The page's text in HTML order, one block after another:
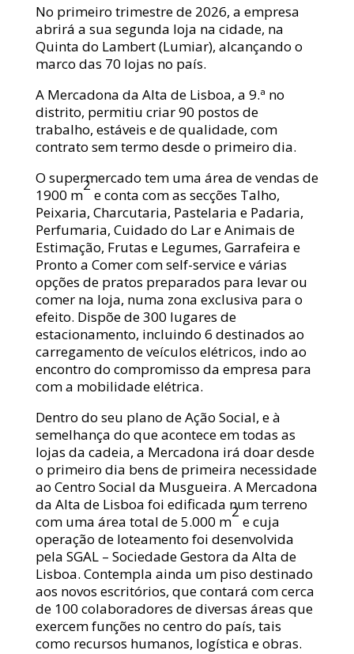
No primeiro trimestre de 2026, a empresa
abrirá a sua segunda loja na cidade, na
Quinta do Lambert (Lumiar), alcançando o
marco das 70 lojas no país.
A Mercadona da Alta de Lisboa, a 9.ª no
distrito, permitiu criar 90 postos de
trabalho, estáveis e de qualidade, com
contrato sem termo desde o primeiro dia.
O supermercado tem uma área de vendas de
1900 m
2
e conta com as secções Talho,
Peixaria, Charcutaria, Pastelaria e Padaria,
Perfumaria, Cuidado do Lar e Animais de
Estimação, Frutas e Legumes, Garrafeira e
Pronto a Comer com self-service e várias
opções de pratos preparados para levar ou
comer na loja, numa zona exclusiva para o
efeito. Dispõe de 300 lugares de
estacionamento, incluindo 6 destinados ao
carregamento de veículos elétricos, indo ao
encontro do compromisso da empresa para
com a mobilidade elétrica.
Dentro do seu plano de Ação Social, e à
semelhança do que acontece em todas as
lojas da cadeia, a Mercadona irá doar desde
o primeiro dia bens de primeira necessidade
ao Centro Social da Musgueira. A Mercadona
da Alta de Lisboa foi edificada num terreno
com uma área total de 5.000 m
2
e cuja
operação de loteamento foi desenvolvida
pela SGAL – Sociedade Gestora da Alta de
Lisboa. Contempla ainda um piso destinado
aos novos escritórios, que contará com cerca
de 100 colaboradores de diversas áreas que
exercem funções no centro do país, tais
como recursos humanos, logística e obras.